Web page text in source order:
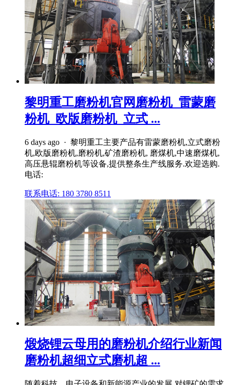
黎明重工磨粉机官网磨粉机_雷蒙磨
粉机_欧版磨粉机_立式 ...
6 days ago · 黎明重工主要产品有雷蒙磨粉机,立式磨粉
机,欧版磨粉机,磨粉机,矿渣磨粉机, 磨煤机,中速磨煤机,
高压悬辊磨粉机等设备,提供整条生产线服务.欢迎选购.
电话:
联系电话: 180 3780 8511
煅烧锂云母用的磨粉机介绍行业新闻
磨粉机超细立式磨机超 ...